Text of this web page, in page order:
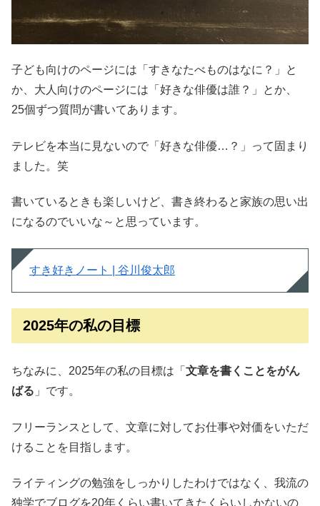
子ども向けのページには「すきなたべものはなに？」と
か、大人向けのページには「好きな俳優は誰？」とか、
25個ずつ質問が書いてあります。
テレビを本当に見ないので「好きな俳優…？」って固まり
ました。笑
書いているときも楽しいけど、書き終わると家族の思い出
になるのでいいな～と思っています。
すき好きノート | 谷川俊太郎
2025年の私の目標
ちなみに、2025年の私の目標は「 文章を書くことをがん
ばる 」です。
フリーランスとして、文章に対してお仕事や対価をいただ
けることを目指します。
ライティングの勉強をしっかりしたわけではなく、我流の
独学でブログを20年くらい書いてきたくらいしかないの